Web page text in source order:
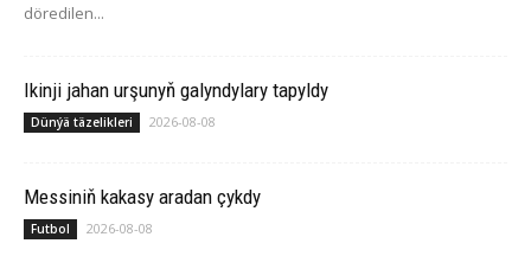
döredilen...
Ikinji jahan urşunyň galyndylary tapyldy
Dünýä täzelikleri 2026-08-08
Messiniň kakasy aradan çykdy
Futbol 2026-08-08